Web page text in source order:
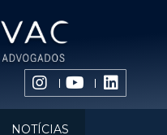
NOTÍCIAS